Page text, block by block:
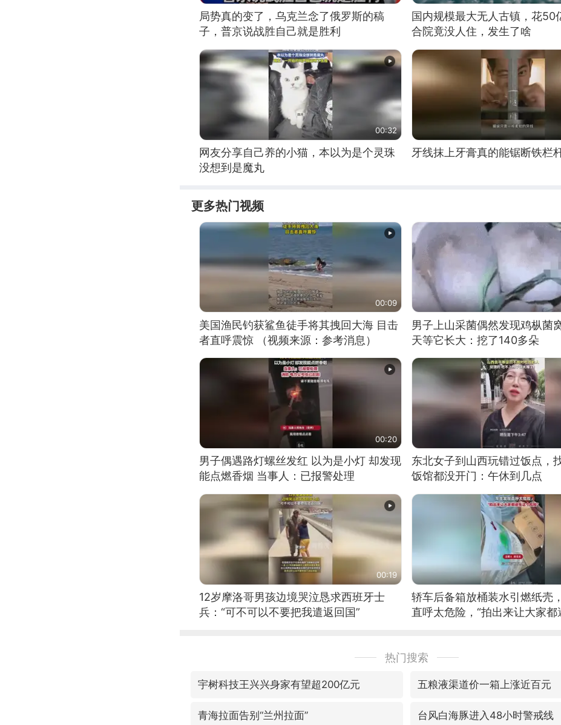
局势真的变了，乌克兰念了俄罗斯的稿
子，普京说战胜自己就是胜利
国内规模最大无人古镇，花50
合院竟没人住，发生了啥
00:32
网友分享自己养的小猫，本以为是个灵珠
没想到是魔丸
牙线抹上牙膏真的能锯断铁栏
更多热门视频
00:09
美国渔民钓获鲨鱼徒手将其拽回大海 目击
者直呼震惊 （视频来源：参考消息）
男子上山采菌偶然发现鸡枞菌
天等它长大：挖了140多朵
00:20
男子偶遇路灯螺丝发红 以为是小灯 却发现
能点燃香烟 当事人：已报警处理
东北女子到山西玩错过饭点，
饭馆都没开门：午休到几点
00:19
12岁摩洛哥男孩边境哭泣恳求西班牙士
兵：“可不可以不要把我遣返回国”
轿车后备箱放桶装水引燃纸壳
直呼太危险，“拍出来让大家都
热门搜索
宇树科技王兴兴身家有望超200亿元 五粮液渠道价一箱上涨近百元
青海拉面告别“兰州拉面” 台风白海豚进入48小时警戒线